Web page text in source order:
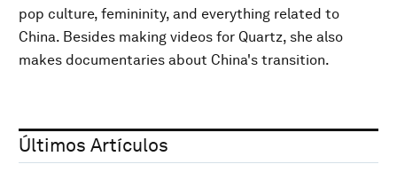
pop culture, femininity, and everything related to
China. Besides making videos for Quartz, she also
makes documentaries about China's transition.
Últimos Artículos